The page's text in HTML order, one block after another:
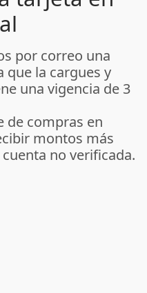
por correo una
que la cargues y
una vigencia de 3
de compras en
montos más
no verificada.